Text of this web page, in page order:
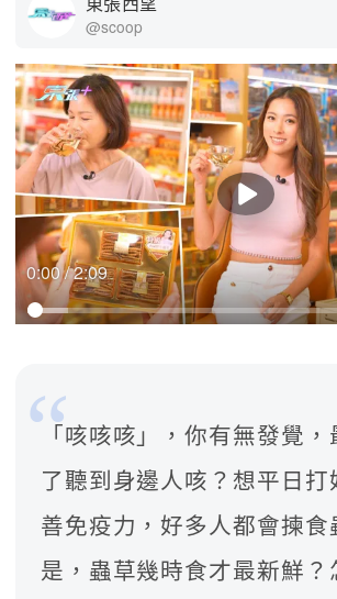
@scoop
0:00 / 2:09
「咳咳咳」，你有無發覺
了聽到身邊人咳？想平日打
善免疫力，好多人都會揀食
是，蟲草幾時食才最新鮮？